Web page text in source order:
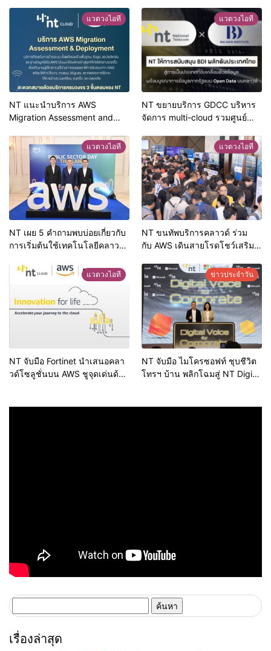
แวดวงไอที
NT แนะนำบริการ AWS
Migration Assessment and
ภาครัฐ ย้ายโครงสร้างพื้นฐาน
ด้านไอทีขึ้นคลาวด์ได้อย่างมี
ประสิทธิภาพสูงสุด
แวดวงไอที
NT ขยายบริการ GDCC บริหาร
จัดการ multi-cloud รวมศูนย์
โลก ตอบสนองนโยบาย Cloud
First พร้อมสนับสนุน BDI ผลักดัน
ประเทศไทยสู่การเป็นประเทศที่
ขับเคลื่อนด้วยข้อมูล
แวดวงไอที
NT เผย 5 คำถามพบบ่อยเกี่ยวกับ
การเริ่มต้นใช้เทคโนโลยีคลาวด์
แวดวงไอที
NT ขนทัพบริการคลาวด์ ร่วม
กับ AWS เดินสายโรดโชว์เสริม
ต่างจังหวัด
แวดวงไอที
NT จับมือ Fortinet นำเสนอคลา
วด์โซลูชั่นบน AWS ชูจุดเด่นด้าน
ข่าวประจำวัน
NT จับมือ ไมโครซอฟท์ ชุบชีวิต
โทรฯ บ้าน พลิกโฉมสู่ NT Digital
สำหรับ:
เรื่องล่าสุด